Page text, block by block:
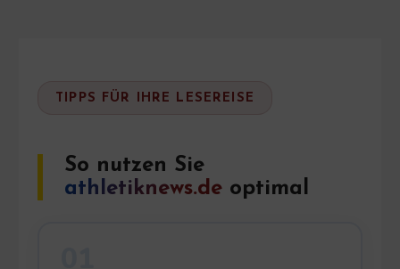
TIPPS FÜR IHRE LESEREISE
So nutzen Sie
athletiknews.de optimal